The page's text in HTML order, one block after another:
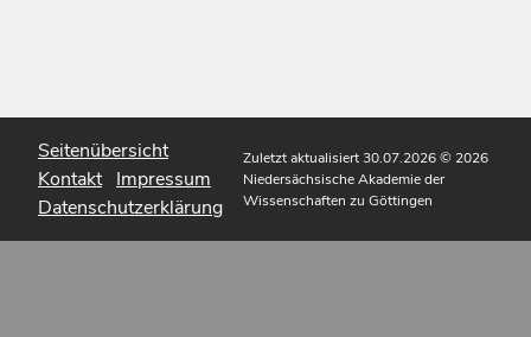
Seitenübersicht
Kontakt Impressum
Datenschutzerklärung
Zuletzt aktualisiert 30.07.2026© 2026
Niedersächsische Akademie der
Wissenschaften zu Göttingen